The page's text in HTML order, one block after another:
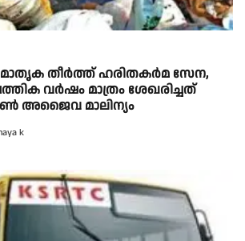
മാതൃക തീര്‍ത്ത് ഹരിതകര്‍മ സേന,
വര്‍ഷം മാത്രം ശേഖരിച്ചത്
ടണ്‍ അജൈവ മാലിന്യം
k